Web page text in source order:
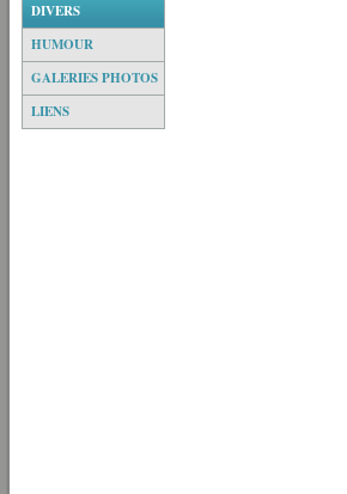
DIVERS
HUMOUR
GALERIES PHOTOS
LIENS